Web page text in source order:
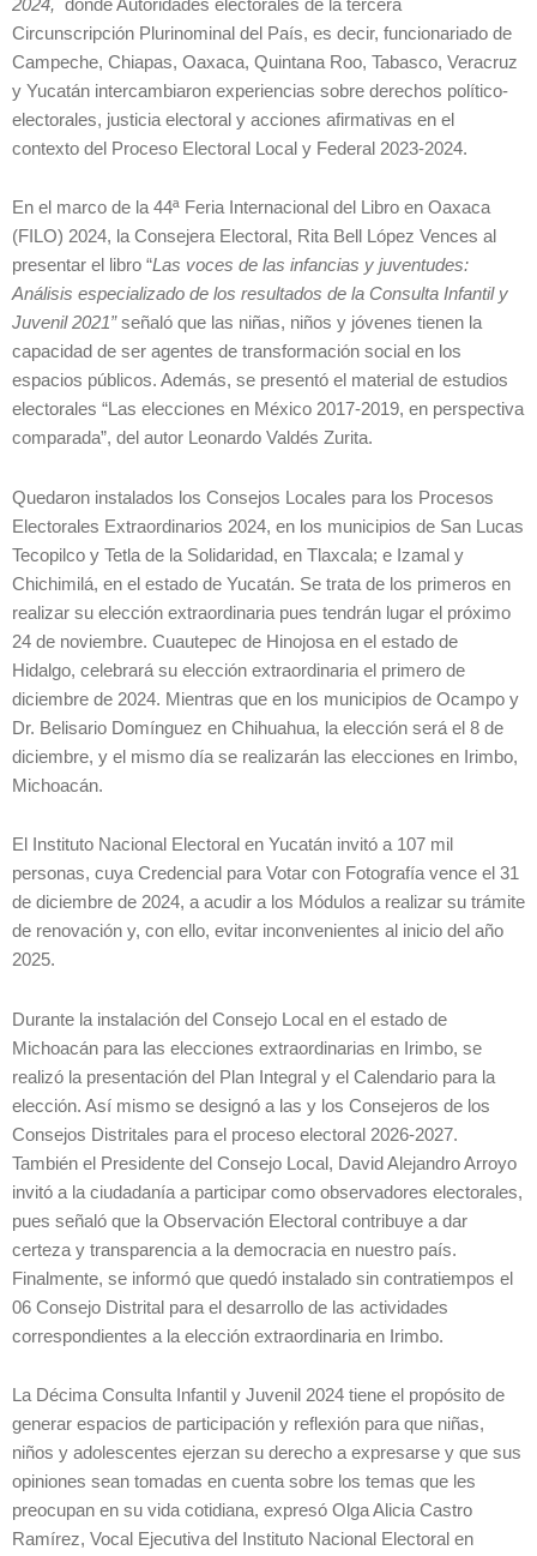
2024, donde Autoridades electorales de la tercera
Circunscripción Plurinominal del País, es decir, funcionariado de
Campeche, Chiapas, Oaxaca, Quintana Roo, Tabasco, Veracruz
y Yucatán intercambiaron experiencias sobre derechos político-
electorales, justicia electoral y acciones afirmativas en el
contexto del Proceso Electoral Local y Federal 2023-2024.
En el marco de la 44ª Feria Internacional del Libro en Oaxaca
(FILO) 2024, la Consejera Electoral, Rita Bell López Vences al
presentar el libro “Las voces de las infancias y juventudes:
Análisis especializado de los resultados de la Consulta Infantil y
Juvenil 2021”señaló que las niñas, niños y jóvenes tienen la
capacidad de ser agentes de transformación social en los
espacios públicos. Además, se presentó el material de estudios
electorales “Las elecciones en México 2017-2019, en perspectiva
comparada”, del autor Leonardo Valdés Zurita.
Quedaron instalados los Consejos Locales para los Procesos
Electorales Extraordinarios 2024, en los municipios de San Lucas
Tecopilco y Tetla de la Solidaridad, en Tlaxcala; e Izamal y
Chichimilá, en el estado de Yucatán. Se trata de los primeros en
realizar su elección extraordinaria pues tendrán lugar el próximo
24 de noviembre. Cuautepec de Hinojosa en el estado de
Hidalgo, celebrará su elección extraordinaria el primero de
diciembre de 2024. Mientras que en los municipios de Ocampo y
Dr. Belisario Domínguez en Chihuahua, la elección será el 8 de
diciembre, y el mismo día se realizarán las elecciones en Irimbo,
Michoacán.
El Instituto Nacional Electoral en Yucatán invitó a 107 mil
personas, cuya Credencial para Votar con Fotografía vence el 31
de diciembre de 2024, a acudir a los Módulos a realizar su trámite
de renovación y, con ello, evitar inconvenientes al inicio del año
2025.
Durante la instalación del Consejo Local en el estado de
Michoacán para las elecciones extraordinarias en Irimbo, se
realizó la presentación del Plan Integral y el Calendario para la
elección. Así mismo se designó a las y los Consejeros de los
Consejos Distritales para el proceso electoral 2026-2027.
También el Presidente del Consejo Local, David Alejandro Arroyo
invitó a la ciudadanía a participar como observadores electorales,
pues señaló que la Observación Electoral contribuye a dar
certeza y transparencia a la democracia en nuestro país.
Finalmente, se informó que quedó instalado sin contratiempos el
06 Consejo Distrital para el desarrollo de las actividades
correspondientes a la elección extraordinaria en Irimbo.
La Décima Consulta Infantil y Juvenil 2024 tiene el propósito de
generar espacios de participación y reflexión para que niñas,
niños y adolescentes ejerzan su derecho a expresarse y que sus
opiniones sean tomadas en cuenta sobre los temas que les
preocupan en su vida cotidiana, expresó Olga Alicia Castro
Ramírez, Vocal Ejecutiva del Instituto Nacional Electoral en